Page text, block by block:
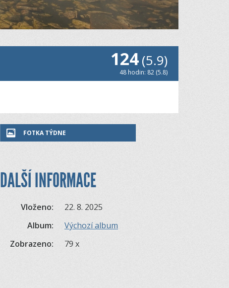
124(5.9)
48 hodin: 82 (5.8)
FOTKA TÝDNE
DALŠÍ INFORMACE
Vloženo:
22. 8. 2025
Album:
Výchozí album
Zobrazeno:
79 x